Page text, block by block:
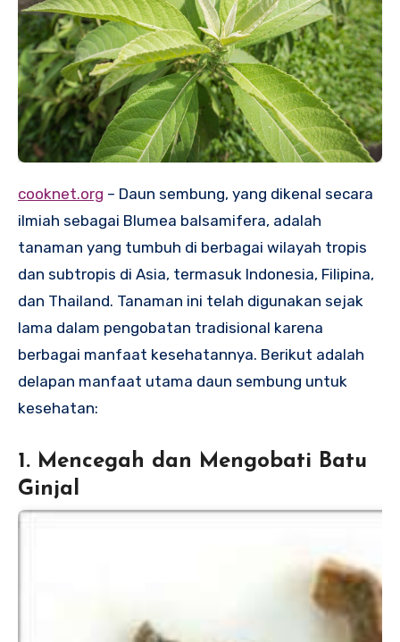
cooknet.org – Daun sembung, yang dikenal secara
ilmiah sebagai Blumea balsamifera, adalah
tanaman yang tumbuh di berbagai wilayah tropis
dan subtropis di Asia, termasuk Indonesia, Filipina,
dan Thailand. Tanaman ini telah digunakan sejak
lama dalam pengobatan tradisional karena
berbagai manfaat kesehatannya. Berikut adalah
delapan manfaat utama daun sembung untuk
kesehatan:
1. Mencegah dan Mengobati Batu
Ginjal